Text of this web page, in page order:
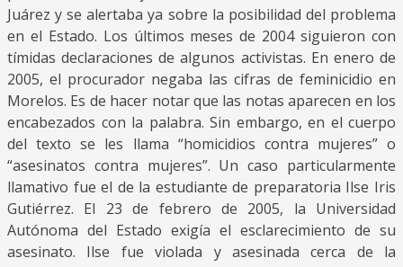
Juárez y se alertaba ya sobre la posibilidad del problema
en el Estado. Los últimos meses de 2004 siguieron con
tímidas declaraciones de algunos activistas. En enero de
2005, el procurador negaba las cifras de feminicidio en
Morelos. Es de hacer notar que las notas aparecen en los
encabezados con la palabra. Sin embargo, en el cuerpo
del texto se les llama “homicidios contra mujeres” o
“asesinatos contra mujeres”. Un caso particularmente
llamativo fue el de la estudiante de preparatoria Ilse Iris
Gutiérrez. El 23 de febrero de 2005, la Universidad
Autónoma del Estado exigía el esclarecimiento de su
asesinato. Ilse fue violada y asesinada cerca de la